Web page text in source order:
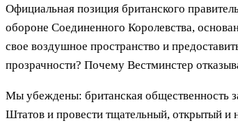
Официальная позиция британского
обороне Соединенного Королевства,
свое воздушное пространство и
прозрачности? Почему Вестминстер
Мы убеждены: британская общественность
Штатов и провести тщательный, открытый